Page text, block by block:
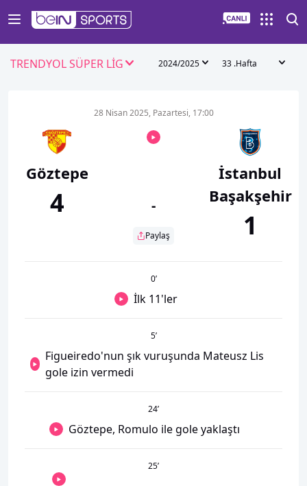
TRENDYOL SÜPER LİG 2024/2025 33 .Hafta
Göztepe
4
28 Nisan 2025, Pazartesi, 17:00
-
Paylaş
İstanbul
Başakşehir
1
0’
İlk 11'ler
5’
Figueiredo'nun şık vuruşunda Mateusz Lis
gole izin vermedi
24’
Göztepe, Romulo ile gole yaklaştı
25’